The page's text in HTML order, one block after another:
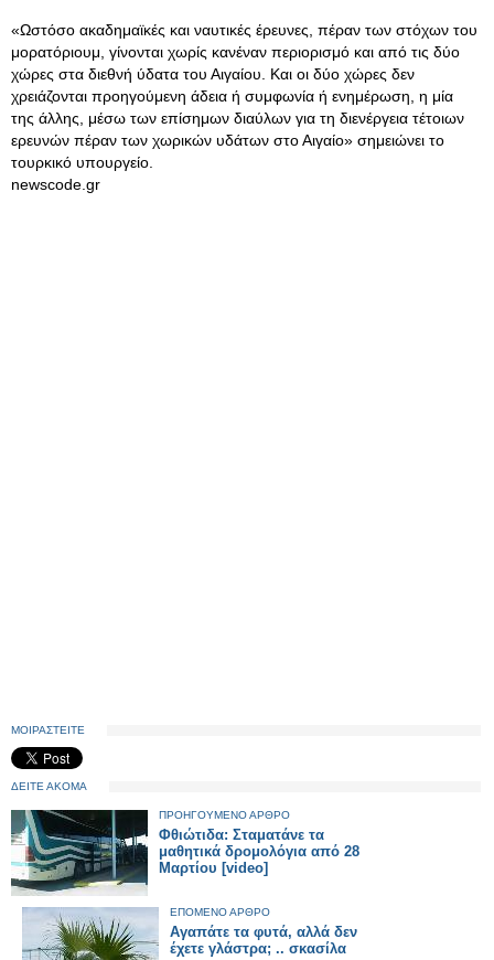
«Ωστόσο ακαδημαϊκές και ναυτικές έρευνες, πέραν των στόχων του
μορατόριουμ, γίνονται χωρίς κανέναν περιορισμό και από τις δύο
χώρες στα διεθνή ύδατα του Αιγαίου. Και οι δύο χώρες δεν
χρειάζονται προηγούμενη άδεια ή συμφωνία ή ενημέρωση, η μία
της άλλης, μέσω των επίσημων διαύλων για τη διενέργεια τέτοιων
ερευνών πέραν των χωρικών υδάτων στο Αιγαίο» σημειώνει το
τουρκικό υπουργείο.
newscode.gr
ΜΟΙΡΑΣΤΕΙΤΕ
ΔΕΙΤΕ ΑΚΟΜΑ
ΠΡΟΗΓΟΥΜΕΝΟ ΑΡΘΡΟ
Φθιώτιδα: Σταματάνε τα
μαθητικά δρομολόγια από 28
Μαρτίου [video]
ΕΠΟΜΕΝΟ ΑΡΘΡΟ
Αγαπάτε τα φυτά, αλλά δεν
έχετε γλάστρα; .. σκασίλα